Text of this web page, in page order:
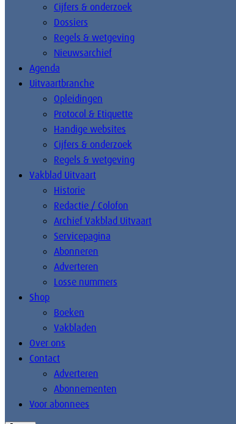
Cijfers & onderzoek
Dossiers
Regels & wetgeving
Nieuwsarchief
Agenda
Uitvaartbranche
Opleidingen
Protocol & Etiquette
Handige websites
Cijfers & onderzoek
Regels & wetgeving
Vakblad Uitvaart
Historie
Redactie / Colofon
Archief Vakblad Uitvaart
Servicepagina
Abonneren
Adverteren
Losse nummers
Shop
Boeken
Vakbladen
Over ons
Contact
Adverteren
Abonnementen
Voor abonnees